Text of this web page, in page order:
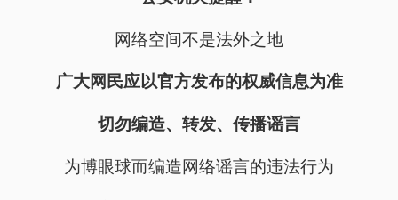
网络空间不是法外之地
广大网民应以官方发布的权威信息为准
切勿编造、转发、传播谣言
为博眼球而编造网络谣言的违法行为